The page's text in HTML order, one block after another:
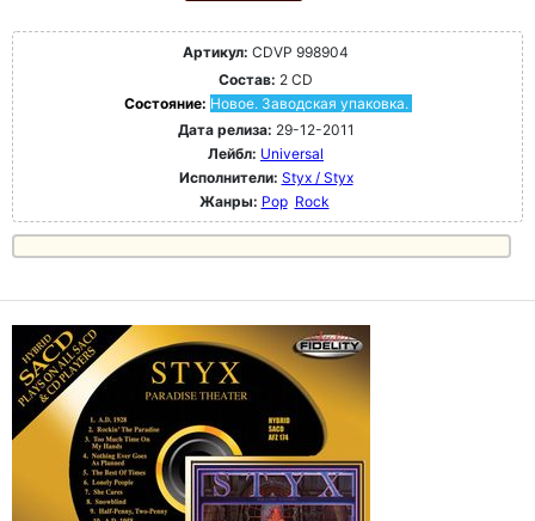
Артикул: CDVP 998904
Состав: 2 CD
Состояние: Новое. Заводская упаковка.
Дата релиза: 29-12-2011
Лейбл: Universal
Исполнители: Styx / Styx
Жанры: Pop Rock